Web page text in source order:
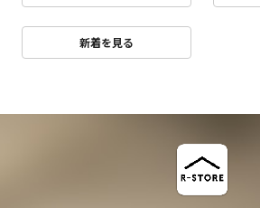
新着を見る